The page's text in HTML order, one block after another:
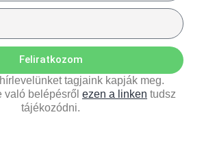
Feliratkozom
tagjaink kapják meg.
való belépésről ezen a linken tudsz
tájékozódni.